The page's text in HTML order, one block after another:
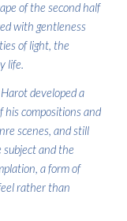
of the second half
with gentleness
of light, the
life.
developed a
his compositions and
scenes, and still
and the
a form of
rather than